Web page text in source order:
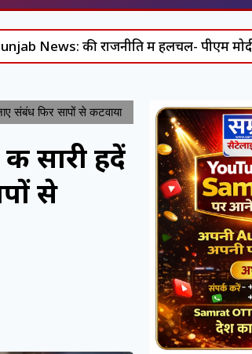
की राजनीति में हलचल- पीएम मोदी से राघव
संबंध फिर सापों से कटवाया
सारी हदें
से